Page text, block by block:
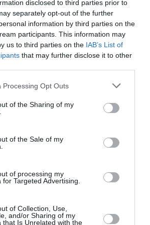
disclosed to third parties prior to
separately opt-out of the further
information by third parties on the
participants. This information may
us to third parties on the IAB’s List of
that may further disclose it to other
Processing Opt Outs
of the Sharing of my
of the Sale of my
of processing my
Targeted Advertising.
of Collection, Use,
and/or Sharing of my
that Is Unrelated with the
Fire” (16.30-18.00)
(18:30–20:00)
με προκράτηση θέσης
/ Κρατήσεις:
onassis.org